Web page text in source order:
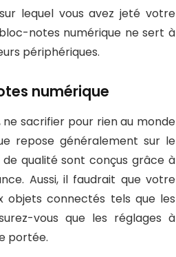
lequel vous avez jeté votre
notes numérique ne sert à
périphériques.
numérique
sacrifier pour rien au monde
repose généralement sur le
qualité sont conçus grâce à
Aussi, il faudrait que votre
objets connectés tels que les
vous que les réglages à
portée.